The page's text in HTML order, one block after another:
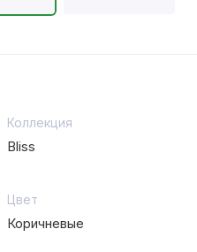
Коллекция
Bliss
Цвет
Коричневые